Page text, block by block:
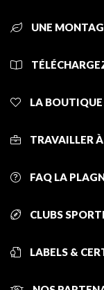
UNE
LA BOUTIQUE
TRAVAILLER
FAQ LA
CLUBS
LABELS &